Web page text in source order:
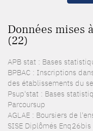
Données mises
(22)
APB stat : Bases
BPBAC : Inscriptions
des établissements du
Psup'stat : Bases
Parcoursup
AGLAE : Boursiers de
SISE Diplômés